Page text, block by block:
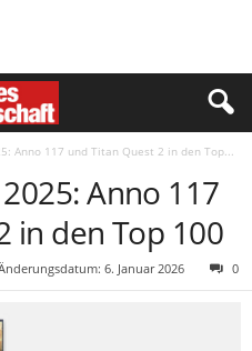
Anno 117 und Titan Quest 2 in den Top...
Anno 117
in den Top 100
6. Januar 2026 0